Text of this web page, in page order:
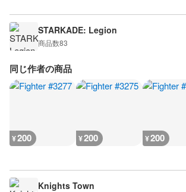
STARKADE: Legion
商品数83
同じ作者の商品
¥200 ¥200 ¥200
Knights Town